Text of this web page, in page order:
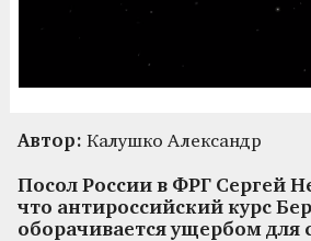
Автор: Калушко Александр
Посол России в ФРГ Сергей
что антироссийский курс
оборачивается ущербом для